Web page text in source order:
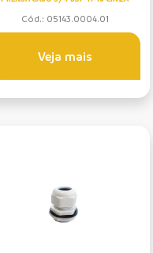
Cód.: 05143.0004.01
Veja mais